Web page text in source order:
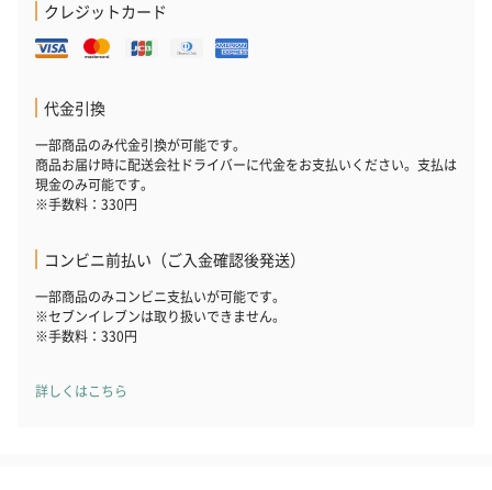
クレジットカード
代金引換
一部商品のみ代金引換が可能です。
商品お届け時に配送会社ドライバーに代金をお支払いください。支払は
現金のみ可能です。
※手数料：330円
コンビニ前払い（ご入金確認後発送）
一部商品のみコンビニ支払いが可能です。
※セブンイレブンは取り扱いできません。
※手数料：330円
詳しくはこちら